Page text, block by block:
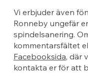
Vi erbjuder även
Ronneby ungefär
spindelsanering.
kommentarsfältet
Facebooksida, där
kontakta er för att